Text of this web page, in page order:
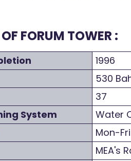
FORUM TOWER :
1996
530
37
System
Water
Mon-
MEA's